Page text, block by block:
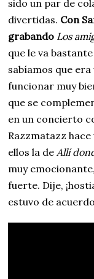
sido un par de
divertidas. Con
grabando Los
que le va
sabíamos que
funcionar muy
que se
en un concierto
Razzmatazz
ellos la deAllí
muy
fuerte. Dije,
estuvo de